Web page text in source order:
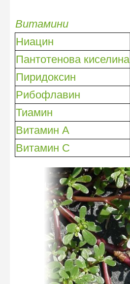
Витамини
Ниацин
Пантотенова киселина
Пиридоксин
Рибофлавин
Тиамин
Витамин A
Витамин C